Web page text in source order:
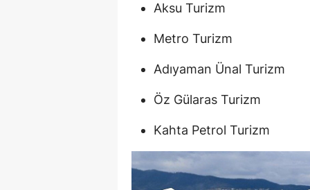
Aksu Turizm
Metro Turizm
Adıyaman Ünal Turizm
Öz Gülaras Turizm
Kahta Petrol Turizm